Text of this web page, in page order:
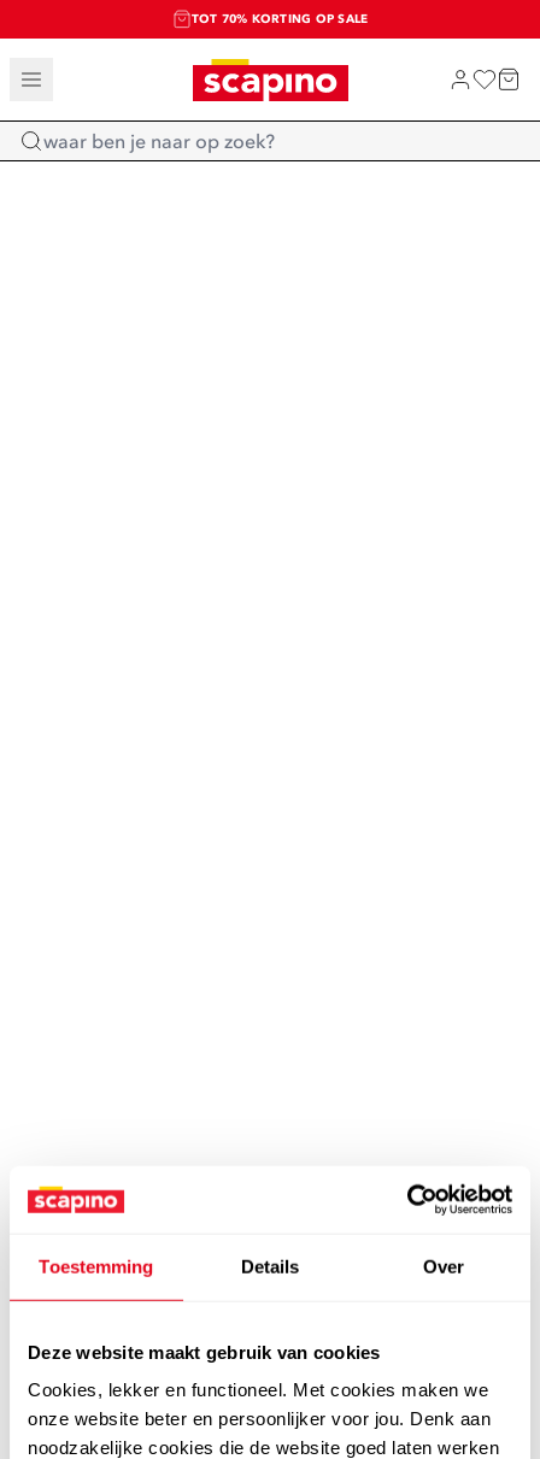
Toestemming Details Over
Deze website maakt gebruik van cookies
Cookies, lekker en functioneel. Met cookies maken we
onze website beter en persoonlijker voor jou. Denk aan
noodzakelijke cookies die de website goed laten werken
TOT 70% KORTING OP SALE
SALE: LAATSTE KANS!
SHOP NIEUW
Home